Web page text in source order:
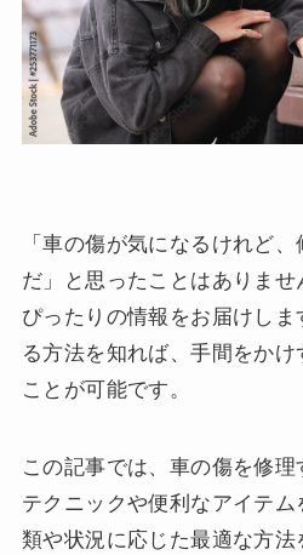
「車の傷が気になるけれど
だ」と思ったことはありま
ぴったりの情報をお届けしま
る方法を知れば、手間をか
ことが可能です。
この記事では、車の傷を修
テクニックや便利なアイテ
類や状況に応じた最適な方